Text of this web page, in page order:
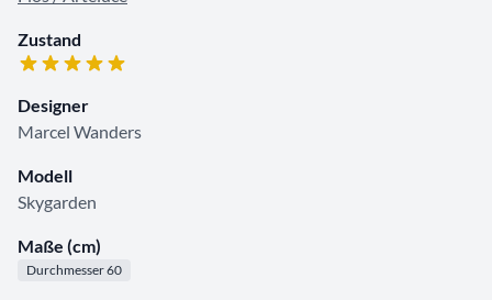
Zustand
Designer
Marcel Wanders
Modell
Skygarden
Maße (cm)
Durchmesser 60